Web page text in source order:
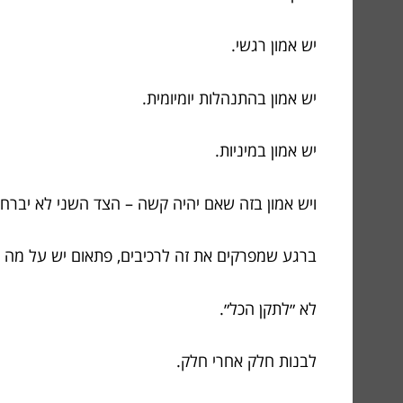
יש אמון רגשי.
יש אמון בהתנהלות יומיומית.
יש אמון במיניות.
ויש אמון בזה שאם יהיה קשה – הצד השני לא
ברגע שמפרקים את זה לרכיבים, פתאום יש על מה
לא ״לתקן הכל״.
לבנות חלק אחרי חלק.